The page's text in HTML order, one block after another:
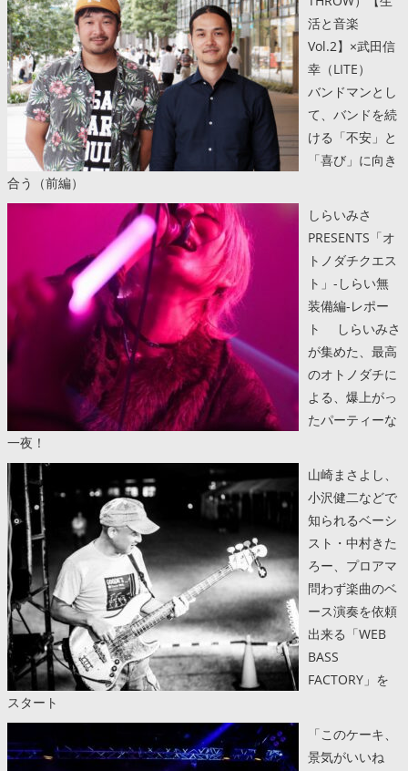
活と音楽
Vol.2】×武田信
幸（LITE）
バンドマンとし
て、バンドを続
ける「不安」と
「喜び」に向き
合う（前編）
しらいみさ
PRESENTS「オ
トノダチクエス
ト」-しらい無
装備編-レポー
ト しらいみさ
が集めた、最高
のオトノダチに
よる、爆上がっ
たパーティーな
一夜！
山崎まさよし、
小沢健二などで
知られるベーシ
スト・中村きた
ろー、プロアマ
問わず楽曲のベ
ース演奏を依頼
出来る「WEB
BASS
FACTORY」を
スタート
「このケーキ、
景気がいいね